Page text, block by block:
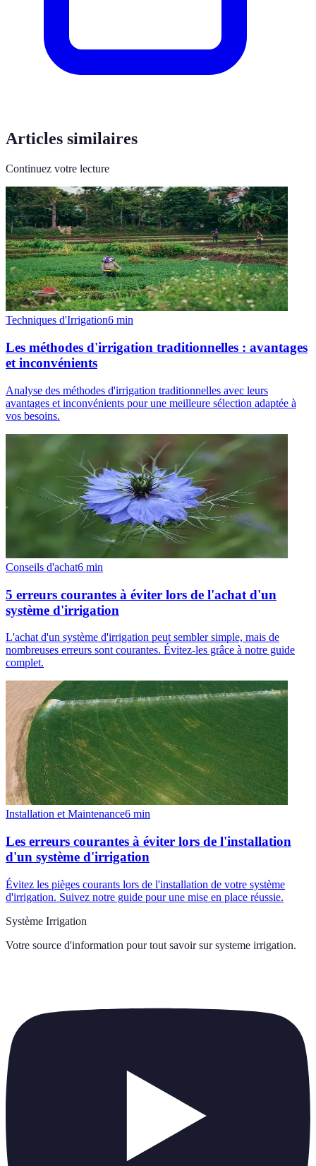
Articles similaires
Continuez votre lecture
Techniques d'Irrigation6 min
Les méthodes d'irrigation traditionnelles : avantages
et inconvénients
Analyse des méthodes d'irrigation traditionnelles avec leurs
avantages et inconvénients pour une meilleure sélection adaptée à
vos besoins.
Conseils d'achat6 min
5 erreurs courantes à éviter lors de l'achat d'un
système d'irrigation
L'achat d'un système d'irrigation peut sembler simple, mais de
nombreuses erreurs sont courantes. Évitez-les grâce à notre guide
complet.
Installation et Maintenance6 min
Les erreurs courantes à éviter lors de l'installation
d'un système d'irrigation
Évitez les pièges courants lors de l'installation de votre système
d'irrigation. Suivez notre guide pour une mise en place réussie.
Système Irrigation
Votre source d'information pour tout savoir sur systeme irrigation.